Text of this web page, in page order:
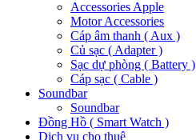
Accessories Apple
Motor Accessories
Cáp âm thanh ( Aux )
Củ sạc ( Adapter )
Sạc dự phòng ( Battery )
Cáp sạc ( Cable )
Soundbar
Soundbar
Đồng Hồ ( Smart Watch )
Dịch vụ cho thuê